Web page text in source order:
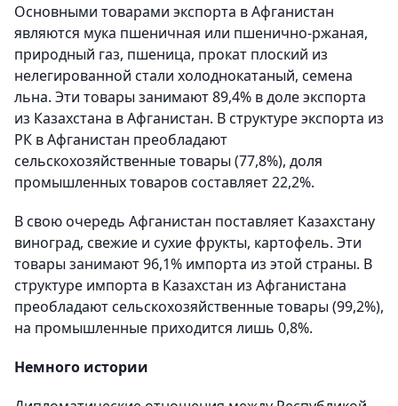
Основными товарами экспорта в Афганистан
являются мука пшеничная или пшенично-ржаная,
природный газ, пшеница, прокат плоский из
нелегированной стали холоднокатаный, семена
льна. Эти товары занимают 89,4% в доле экспорта
из Казахстана в Афганистан. В структуре экспорта из
РК в Афганистан преобладают
сельскохозяйственные товары (77,8%), доля
промышленных товаров составляет 22,2%.
В свою очередь Афганистан поставляет Казахстану
виноград, свежие и сухие фрукты, картофель. Эти
товары занимают 96,1% импорта из этой страны. В
структуре импорта в Казахстан из Афганистана
преобладают сельскохозяйственные товары (99,2%),
на промышленные приходится лишь 0,8%.
Немного истории